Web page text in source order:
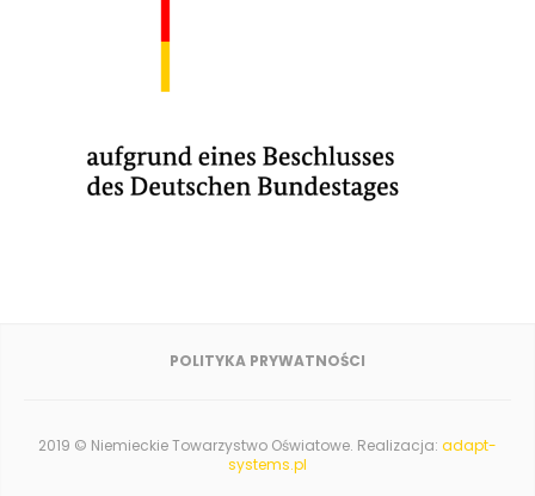
POLITYKA PRYWATNOŚCI
2019 © Niemieckie Towarzystwo Oświatowe. Realizacja: adapt-
systems.pl